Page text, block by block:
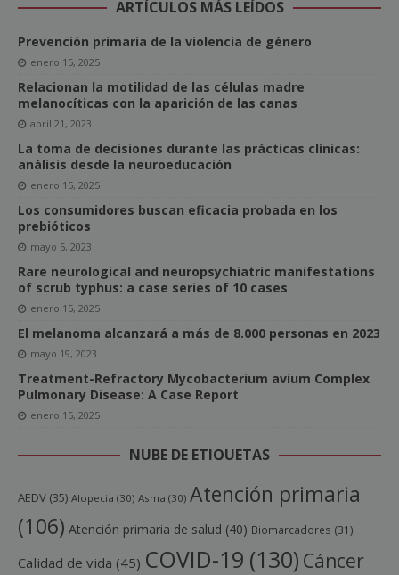
ARTÍCULOS MÁS LEÍDOS
Prevención primaria de la violencia de género
enero 15, 2025
Relacionan la motilidad de las células madre
melanocíticas con la aparición de las canas
abril 21, 2023
La toma de decisiones durante las prácticas clínicas:
análisis desde la neuroeducación
enero 15, 2025
Los consumidores buscan eficacia probada en los
prebióticos
mayo 5, 2023
Rare neurological and neuropsychiatric manifestations
of scrub typhus: a case series of 10 cases
enero 15, 2025
El melanoma alcanzará a más de 8.000 personas en 2023
mayo 19, 2023
Treatment-Refractory Mycobacterium avium Complex
Pulmonary Disease: A Case Report
enero 15, 2025
NUBE DE ETIQUETAS
AEDV (35) Alopecia (30) Asma (30) Atención primaria
(106) Atención primaria de salud (40) Biomarcadores (31)
Calidad de vida (45) COVID-19 (130) Cáncer